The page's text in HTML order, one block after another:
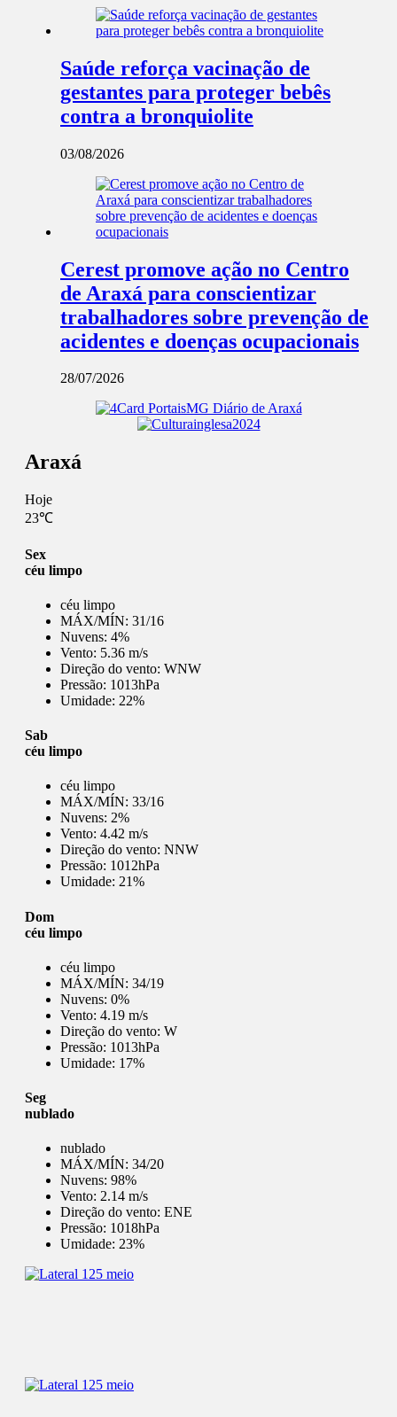
Saúde reforça vacinação de
gestantes para proteger bebês
contra a bronquiolite
03/08/2026
Cerest promove ação no Centro
de Araxá para conscientizar
trabalhadores sobre prevenção de
acidentes e doenças ocupacionais
28/07/2026
Araxá
Hoje
23℃
Sex
céu limpo
céu limpo
MÁX/MÍN: 31/16
Nuvens: 4%
Vento: 5.36 m/s
Direção do vento: WNW
Pressão: 1013hPa
Umidade: 22%
Sab
céu limpo
céu limpo
MÁX/MÍN: 33/16
Nuvens: 2%
Vento: 4.42 m/s
Direção do vento: NNW
Pressão: 1012hPa
Umidade: 21%
Dom
céu limpo
céu limpo
MÁX/MÍN: 34/19
Nuvens: 0%
Vento: 4.19 m/s
Direção do vento: W
Pressão: 1013hPa
Umidade: 17%
Seg
nublado
nublado
MÁX/MÍN: 34/20
Nuvens: 98%
Vento: 2.14 m/s
Direção do vento: ENE
Pressão: 1018hPa
Umidade: 23%